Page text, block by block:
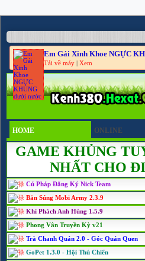
Em Gái Xinh Khoe NGỰC
Tải về máy | Xem
HOME ONLINE
GAME KHỦNG
NHẤT CHO
Cú Pháp Đăng Ký Nick Team
Bắn Súng Mobi Army 2.3.9
Khí Phách Anh Hùng 1.5.9
Phong Vân Truyền Kỳ v21
Trà Chanh Quán 2.0 - Góc Quán Quen
GoPet 1.3.0 - Hội Thú Chiến